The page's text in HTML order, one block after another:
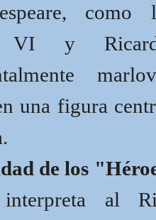
VI y
una figura
de los
interpreta al